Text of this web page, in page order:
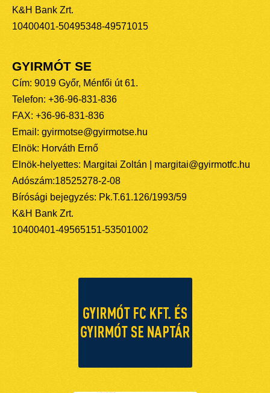
K&H Bank Zrt.
10400401-50495348-49571015
GYIRMÓT SE
Cím: 9019 Győr, Ménfői út 61.
Telefon: +36-96-831-836
FAX: +36-96-831-836
Email: gyirmotse@gyirmotse.hu
Elnök: Horváth Ernő
Elnök-helyettes: Margitai Zoltán | margitai@gyirmotfc.hu
Adószám:18525278-2-08
Bírósági bejegyzés: Pk.T.61.126/1993/59
K&H Bank Zrt.
10400401-49565151-53501002